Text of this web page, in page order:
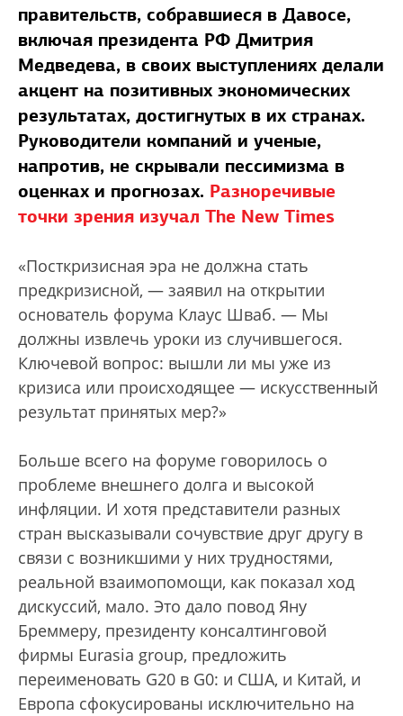
правительств, собравшиеся в Давосе,
включая президента РФ Дмитрия
Медведева, в своих выступлениях делали
акцент на позитивных экономических
результатах, достигнутых в их странах.
Руководители компаний и ученые,
напротив, не скрывали пессимизма в
оценках и прогнозах. Разноречивые
точки зрения изучал The New Times
«Посткризисная эра не должна стать
предкризисной, — заявил на открытии
основатель форума Клаус Шваб. — Мы
должны извлечь уроки из случившегося.
Ключевой вопрос: вышли ли мы уже из
кризиса или происходящее — искусственный
результат принятых мер?»
Больше всего на форуме говорилось о
проблеме внешнего долга и высокой
инфляции. И хотя представители разных
стран высказывали сочувствие друг другу в
связи с возникшими у них трудностями,
реальной взаимопомощи, как показал ход
дискуссий, мало. Это дало повод Яну
Бреммеру, президенту консалтинговой
фирмы Eurasia group, предложить
переименовать G20 в G0: и США, и Китай, и
Европа сфокусированы исключительно на